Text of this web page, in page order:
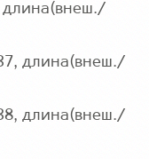
длина(внеш./
длина(внеш./
длина(внеш./